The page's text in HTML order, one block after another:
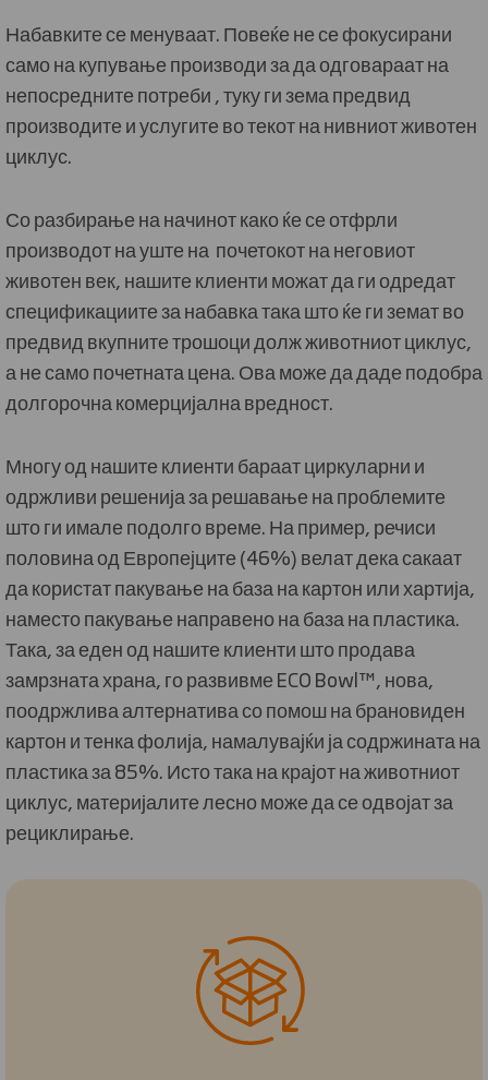
Набавките се менуваат. Повеќе не се фокусирани
само на купување производи за да одговараат на
непосредните потреби , туку ги зема предвид
производите и услугите во текот на нивниот животен
циклус.
Со разбирање на начинот како ќе се отфрли
производот на уште на почетокот на неговиот
животен век, нашите клиенти можат да ги одредат
спецификациите за набавка така што ќе ги земат во
предвид вкупните трошоци долж животниот циклус,
а не само почетната цена. Ова може да даде подобра
долгорочна комерцијална вредност.
Многу од нашите клиенти бараат циркуларни и
одржливи решенија за решавање на проблемите
што ги имале подолго време. На пример, речиси
половина од Европејците (46%) велат дека сакаат
да користат пакување на база на картон или хартија,
наместо пакување направено на база на пластика.
Така, за еден од нашите клиенти што продава
замрзната храна, го развивме ECO Bowl™, нова,
поодржлива алтернатива со помош на брановиден
картон и тенка фолија, намалувајќи ја содржината на
пластика за 85%. Исто така на крајот на животниот
циклус, материјалите лесно може да се одвојат за
рециклирање.